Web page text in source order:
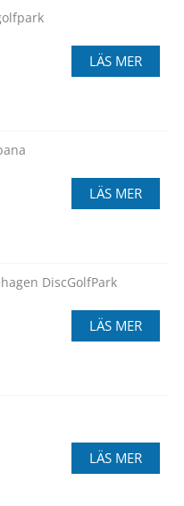
LÄS MER
LÄS MER
DiscGolfPark
LÄS MER
LÄS MER